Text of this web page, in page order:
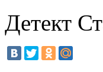
Детект